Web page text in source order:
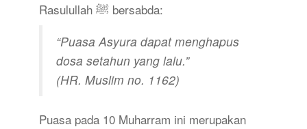
Rasulullah ﷺ bersabda:
“Puasa Asyura dapat menghapus
dosa setahun yang lalu.”
(HR. Muslim no. 1162)
Puasa pada 10 Muharram ini merupakan